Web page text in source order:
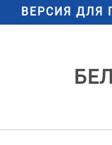
ВЕРСИЯ ДЛЯ